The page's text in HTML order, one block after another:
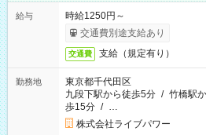
給与
時給1250円～
交通費別途支給あり
交通費 支給（規定有り）
勤務地
東京都千代田区
九段下駅から徒歩5分 / 竹橋駅
歩15分 / …
株式会社ライブパワー